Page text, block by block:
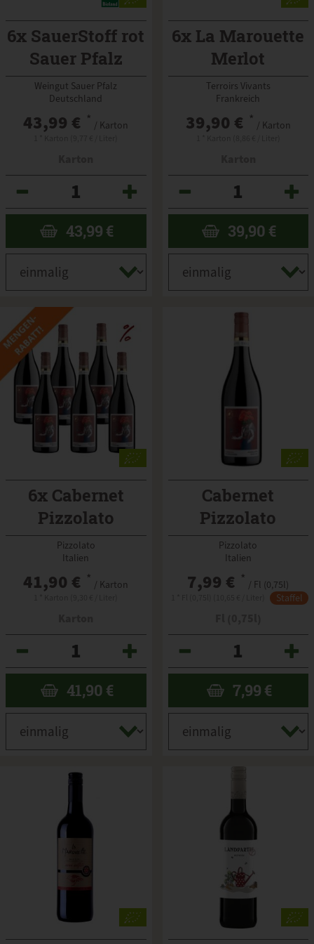
6x SauerStoff rot
Sauer Pfalz
Weingut Sauer Pfalz
Deutschland
43,99 € * / Karton
43,99 €
6x La Marouette
Merlot
schwefelfrei
Terroirs Vivants
Frankreich
39,90 € * / Karton
39,90 €
6x Cabernet
Pizzolato
schwefelfrei
Pizzolato
Italien
41,90 € * / Karton
41,90 €
Cabernet
Pizzolato
schwefelfrei
Pizzolato
Italien
7,99 € * / Fl (0,75l)
Staffel
7,99 €